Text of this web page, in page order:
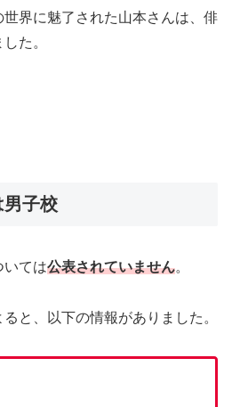
界に魅了された山本さんは、俳
た。
男子校
いては公表されていません。
と、以下の情報がありました。